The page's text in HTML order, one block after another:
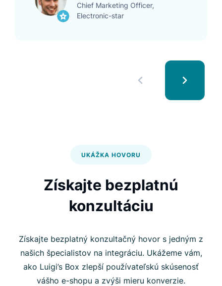
Chief Marketing Officer,
Electronic-star
UKÁŽKA HOVORU
Získajte bezplatnú
konzultáciu
Získajte bezplatný konzultačný hovor s jedným z
našich špecialistov na integráciu. Ukážeme vám,
ako Luigi’s Box zlepší používateľskú skúsenosť
vášho e-shopu a zvýši mieru konverzie.